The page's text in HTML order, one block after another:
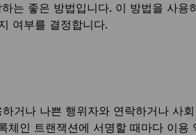
는 좋은 방법입니다. 이 방법을 사용
여부를 결정합니다.
거나 나쁜 행위자와 연락하거나 사
인 트랜잭션에 서명할 때마다 이용